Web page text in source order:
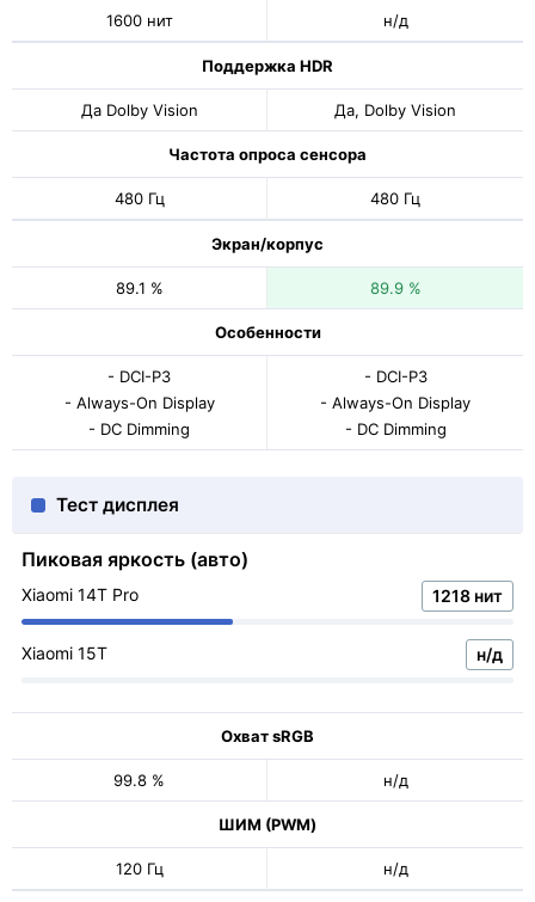
1600 нит н/д
Поддержка HDR
Да Dolby Vision Да, Dolby Vision
Частота опроса сенсора
480 Гц 480 Гц
Экран/корпус
89.1 % 89.9 %
Особенности
- DCI-P3
- Always-On Display
- DC Dimming
- DCI-P3
- Always-On Display
- DC Dimming
Тест дисплея
Пиковая яркость (авто)
Xiaomi 14T Pro 1218 нит
Xiaomi 15T н/д
Охват sRGB
99.8 % н/д
ШИМ (PWM)
120 Гц н/д